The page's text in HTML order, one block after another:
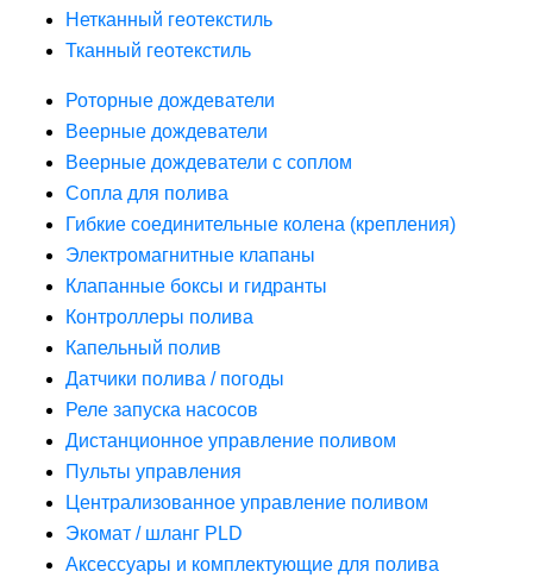
Нетканный геотекстиль
Тканный геотекстиль
Роторные дождеватели
Веерные дождеватели
Веерные дождеватели с соплом
Сопла для полива
Гибкие соединительные колена (крепления)
Электромагнитные клапаны
Клапанные боксы и гидранты
Контроллеры полива
Капельный полив
Датчики полива / погоды
Реле запуска насосов
Дистанционное управление поливом
Пульты управления
Централизованное управление поливом
Экомат / шланг PLD
Аксессуары и комплектующие для полива